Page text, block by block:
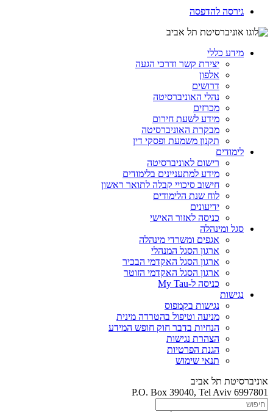
גירסה להדפסה
מידע כללי
יצירת קשר ודרכי הגעה
אלפון
דרושים
נהלי האוניברסיטה
מכרזים
מידע לשעת חירום
מבקרת האוניברסיטה
תקנון משמעת ופסקי דין
לימודים
רישום לאוניברסיטה
מידע למתעניינים בלימודים
חישוב סיכויי קבלה לתואר ראשון
לוח שנת הלימודים
ידיעונים
כניסה לאזור האישי
סגל ומינהלה
אגפים ומשרדי מינהלה
ארגון הסגל המנהלי
ארגון הסגל האקדמי הבכיר
ארגון הסגל האקדמי הזוטר
כניסה ל-My Tau
נגישות
נגישות בקמפוס
מניעה וטיפול בהטרדה מינית
הנחיות בדבר חוק חופש המידע
הצהרת נגישות
הגנת הפרטיות
תנאי שימוש
אוניברסיטת תל אביב
P.O. Box 39040, Tel Aviv 6997801